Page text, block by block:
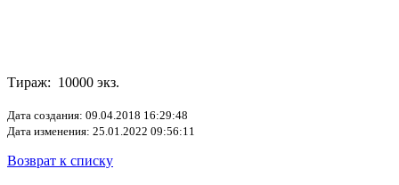
Тираж: 10000 экз.
Дата создания: 09.04.2018 16:29:48
Дата изменения: 25.01.2022 09:56:11
Возврат к списку